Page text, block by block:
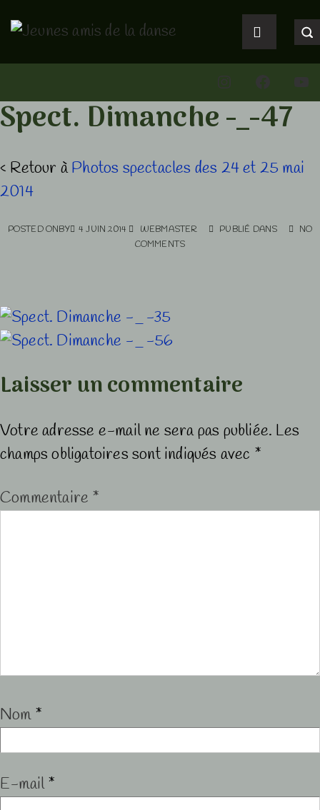
passer
au
principal
Main
Navigation
MENU
Spect. Dimanche -_-47
‹ Retour àPhotos spectacles des 24 et 25 mai
2014
POSTED ONBY 4 JUIN 2014 WEBMASTER PUBLIÉ DANS
NO
COMMENTS
Laisser un commentaire
Votre adresse e-mail ne sera pas publiée. Les
champs obligatoires sont indiqués avec *
Commentaire *
Nom *
E-mail*